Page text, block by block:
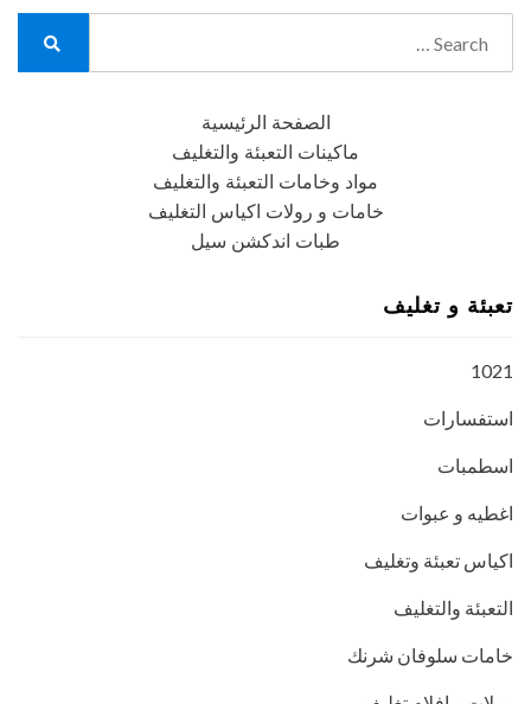
الصفحة الرئيسية
ماكينات التعبئة والتغليف
مواد وخامات التعبئة والتغليف
خامات و رولات اكياس التغليف
طبات اندكشن سيل
تعبئة و تغليف
1021
استفسارات
اسطمبات
اغطيه و عبوات
اكياس تعبئة وتغليف
التعبئة والتغليف
خامات سلوفان شرنك